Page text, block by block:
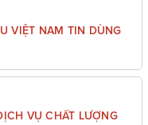
VIỆT NAM TIN DÙNG
VỤ CHẤT LƯỢNG